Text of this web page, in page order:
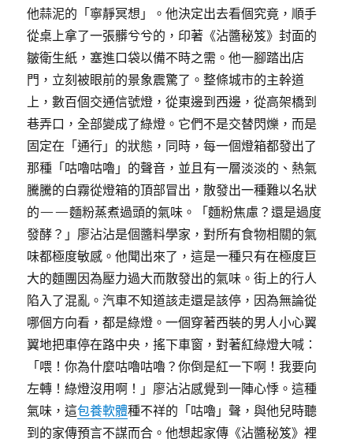
他蒜泥的「寧靜冥想」。他決定出去看個究竟，順手
從桌上拿了一張髒兮兮的，印著《沾醬秘笈》封面的
皺衛生紙，塞進口袋以備不時之需。他一腳踏出店
門，立刻被眼前的景象震驚了。整條城市的主幹道
上，數百個交通信號燈，從東邊到西邊，從高架橋到
巷弄口，全部變成了綠燈。它們不是交替閃爍，而是
固定在「通行」的狀態，同時，每一個燈箱都發出了
那種「咕嚕咕嚕」的聲音，並且有一層淡淡的、熱氣
騰騰的白霧從燈箱的頂部冒出，散發出一種難以名狀
的——麵粉蒸煮過頭的氣味。「麵粉焦慮？還是過度
發酵？」廖沾沾是個醬料學家，對所有食物相關的氣
味都極度敏感。他聞出來了，這是一種只有在極度巨
大的麵團因為壓力過大而散發出的氣味。街上的行人
陷入了混亂。汽車不知道該走還是該停，因為無論從
哪個方向看，都是綠燈。一個穿著西裝的男人小心翼
翼地把車停在路中央，搖下車窗，對著紅綠燈大喊：
「喂！你為什麼咕嚕咕嚕？你倒是紅一下啊！我要向
左轉！綠燈沒用啊！」廖沾沾感覺到一陣心悸。這種
氣味，這包養軟體種不祥的「咕嚕」聲，與他兒時聽
到的家傳預言不謀而合。他想起家傳《沾醬秘笈》裡